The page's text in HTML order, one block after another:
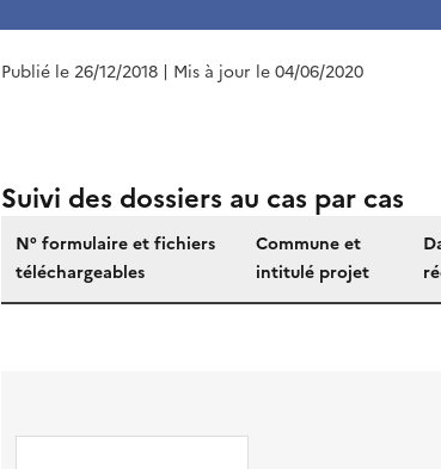
Publié le 26/12/2018 | Mis à jour le 04/06/2020
Suivi des dossiers au cas par cas
Retrouvez
tous
les
les
N° formulaire et fichiers
téléchargeables
Commune et
intitulé projet